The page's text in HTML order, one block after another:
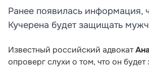
Ранее появилась информация,
Кучерена будет защищать
Известный российский адвокат
опроверг слухи о том, что он